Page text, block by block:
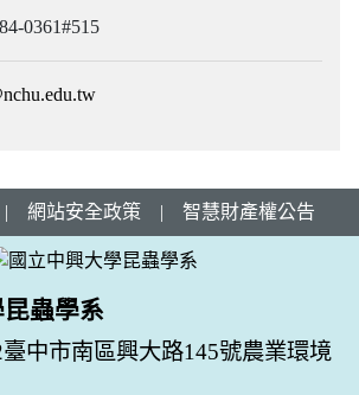
0361#515
網站安全政策 | 智慧財產權公告
蟲學系
中市南區興大路145號農業環境